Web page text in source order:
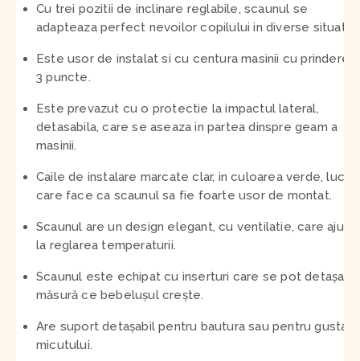
Cu trei pozitii de inclinare reglabile, scaunul se
adapteaza perfect nevoilor copilului in diverse situatii.
Este usor de instalat si cu centura masinii cu prindere
3 puncte.
Este prevazut cu o protectie la impactul lateral,
detasabila, care se aseaza in partea dinspre geam a
masinii.
Caile de instalare marcate clar, in culoarea verde, lucru
care face ca scaunul sa fie foarte usor de montat.
Scaunul are un design elegant, cu ventilatie, care ajuta
la reglarea temperaturii.
Scaunul este echipat cu inserturi care se pot detașa
măsură ce bebelușul crește.
Are suport detașabil pentru bautura sau pentru
micutului.